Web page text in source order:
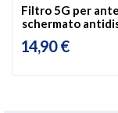
Filtro 5G per
schermato
14,90 €